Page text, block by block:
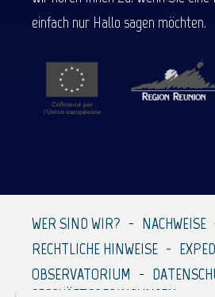
einfach nur Hallo sagen möchten.
WER SIND WIR?
NACHWEISE
RECHTLICHE HINWEISE
OBSERVATORIUM